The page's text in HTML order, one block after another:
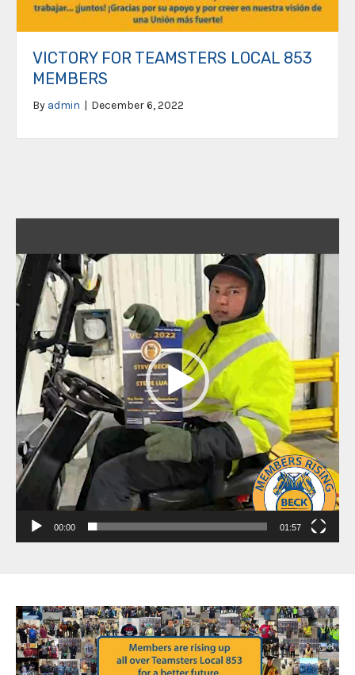
VICTORY FOR TEAMSTERS LOCAL 853
MEMBERS
By admin | December 6, 2022
Player
00:00 01:57